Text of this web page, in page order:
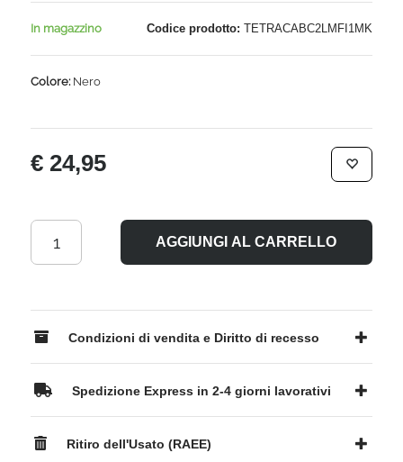
In magazzino Codice prodotto: TETRACABC2LMFI1MK
Colore:Nero
€ 24,95
AGGIUNGI AL CARRELLO
Condizioni di vendita e Diritto di recesso
Spedizione Express in 2-4 giorni lavorativi
Ritiro dell'Usato (RAEE)